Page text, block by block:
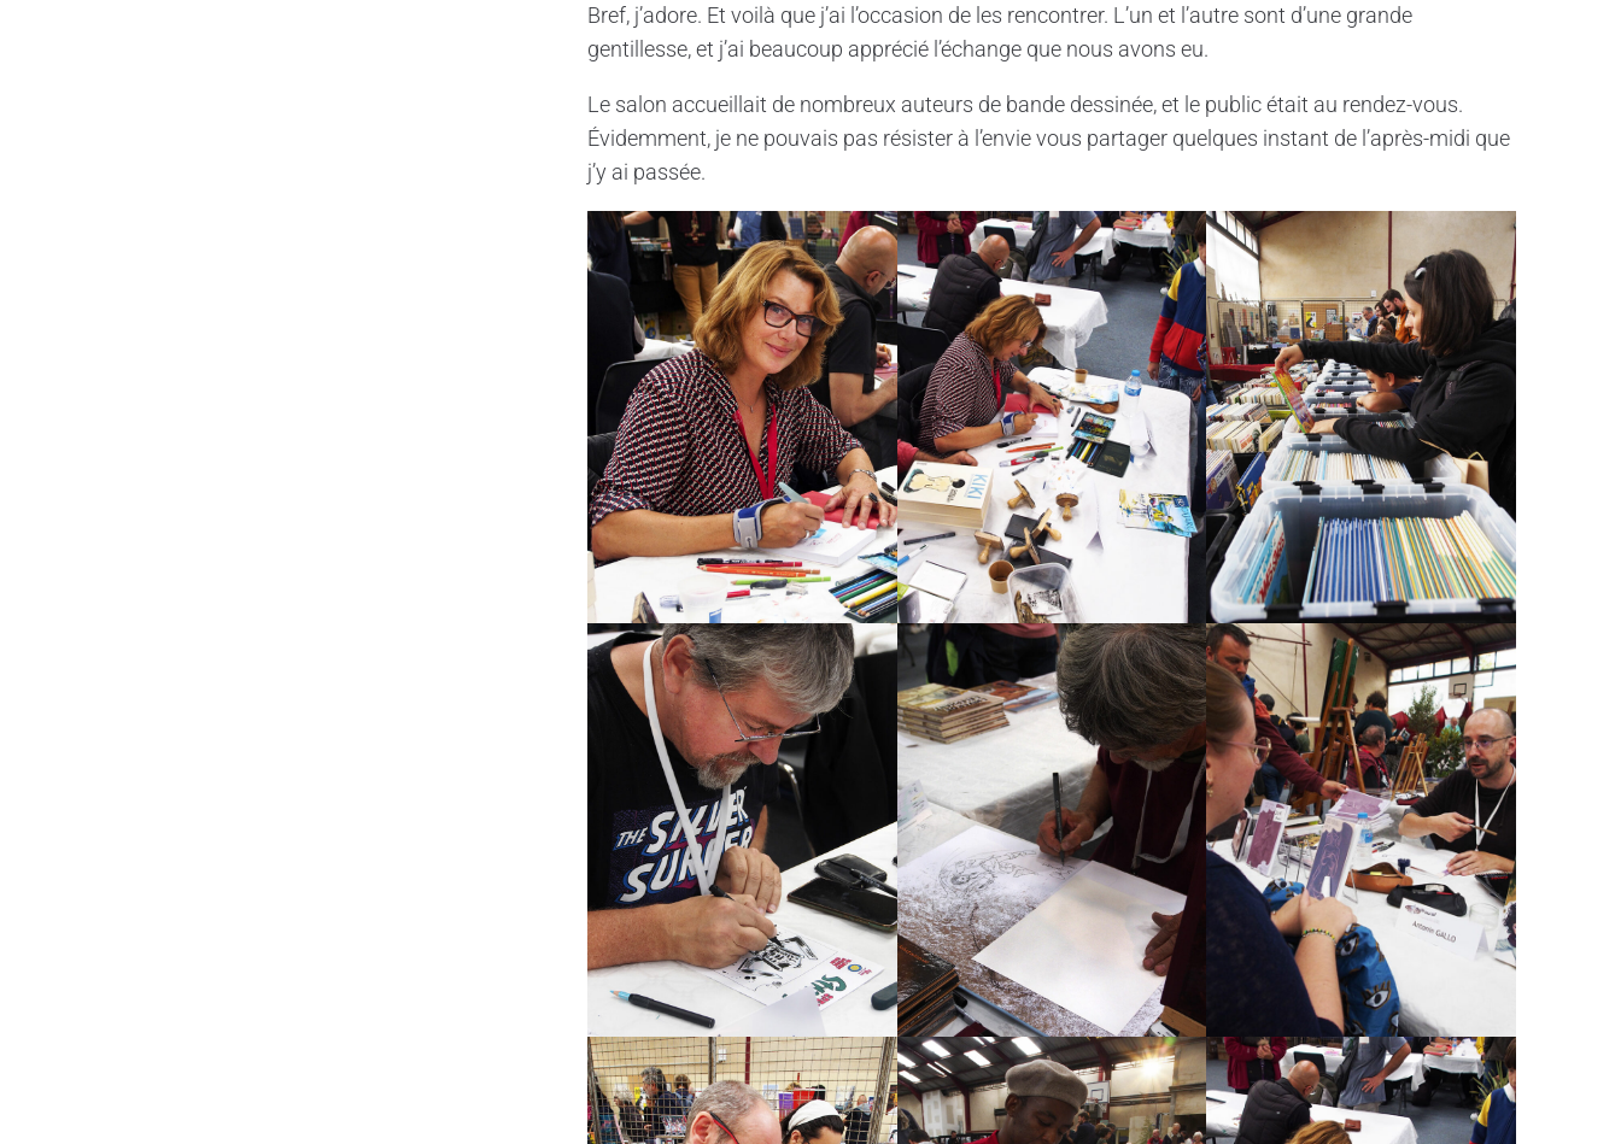
Bref, j’adore. Et voilà que j’ai l’occasion de les rencontrer. L’un et l’autre sont d’une grande
gentillesse, et j’ai beaucoup apprécié l’échange que nous avons eu.
Le salon accueillait de nombreux auteurs de bande dessinée, et le public était au rendez-vous.
Évidemment, je ne pouvais pas résister à l’envie vous partager quelques instant de l’après-midi que
j’y ai passée.